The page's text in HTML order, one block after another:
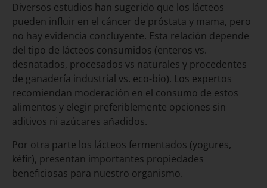
Diversos estudios han sugerido que los lácteos
pueden influir en el cáncer de próstata y mama, pero
no hay evidencia concluyente. Esta relación depende
del tipo de lácteos consumidos (enteros vs.
desnatados, procesados vs naturales y procedentes
de ganadería industrial vs. eco-bio). Los expertos
recomiendan moderación en el consumo de estos
alimentos y elegir preferiblemente opciones sin
aditivos ni azúcares añadidos.
Por otra parte los lácteos fermentados (yogures,
kéfir), presentan importantes propiedades
beneficiosas para nuestro organismo.